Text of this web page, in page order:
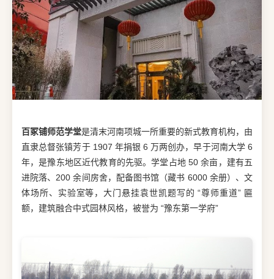
百冢铺师范学堂是清末河南项城一所重要的新式教育机构，由
直隶总督张镇芳于 1907 年捐银 6 万两创办，早于河南大学 6
年，是豫东地区近代教育的先驱。学堂占地 50 余亩，建有五
进院落、200 余间房舍，配备图书馆（藏书 6000 余册）、文
体场所、实验室等，大门悬挂袁世凯题写的 “尊师重道” 匾
额，建筑融合中式园林风格，被誉为 “豫东第一学府”